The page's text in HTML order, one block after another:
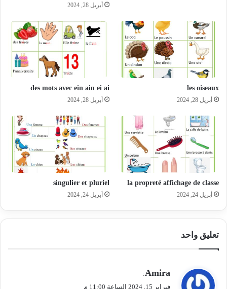
أبريل 28, 2024
les oiseaux
أبريل 28, 2024
des mots avec ein ain ei ai
أبريل 28, 2024
la propreté affichage de classe
أبريل 24, 2024
singulier et pluriel
أبريل 24, 2024
تعليق واحد
يAmira
:
فبراير 15, 2024 الساعة 11:00 م